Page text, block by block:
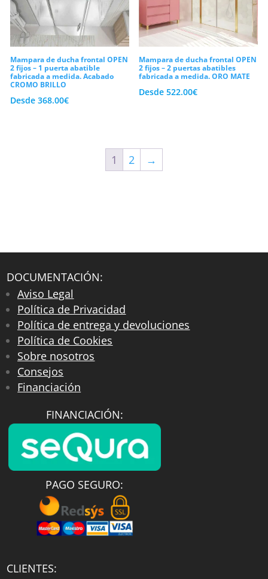
Mampara de ducha frontal OPEN
2 fijos – 1 puerta abatible
fabricada a medida. Acabado
CROMO BRILLO
Desde 368.00€
Mampara de ducha frontal OPEN
2 fijos – 2 puertas abatibles
fabricada a medida. ORO MATE
Desde522.00€
1 2 →
DOCUMENTACIÓN:
Aviso Legal
Política de Privacidad
Política de entrega y devoluciones
Política de Cookies
Sobre nosotros
Consejos
Financiación
FINANCIACIÓN:
PAGO SEGURO:
CLIENTES: